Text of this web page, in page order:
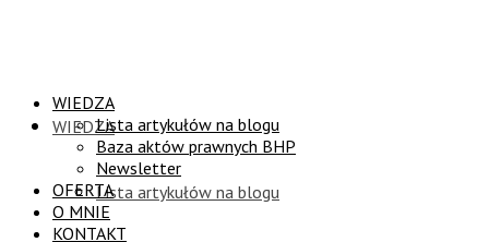
WIEDZA
Lista artykułów na blogu
WIEDZA
Lista artykułów na blogu
Baza aktów prawnych BHP
Newsletter
OFERTA
O MNIE
KONTAKT